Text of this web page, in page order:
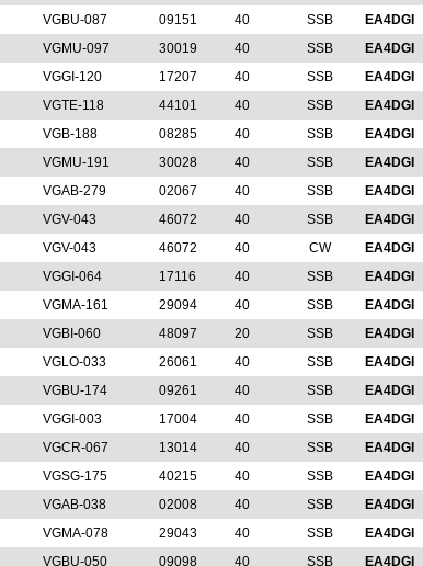
VGBU-087 09151 40 SSB EA4DGI
VGMU-097 30019 40 SSB EA4DGI
VGGI-120 17207 40 SSB EA4DGI
VGTE-118 44101 40 SSB EA4DGI
VGB-188 08285 40 SSB EA4DGI
VGMU-191 30028 40 SSB EA4DGI
VGAB-279 02067 40 SSB EA4DGI
VGV-043 46072 40 SSB EA4DGI
VGV-043 46072 40 CW EA4DGI
VGGI-064 17116 40 SSB EA4DGI
VGMA-161 29094 40 SSB EA4DGI
VGBI-060 48097 20 SSB EA4DGI
VGLO-033 26061 40 SSB EA4DGI
VGBU-174 09261 40 SSB EA4DGI
VGGI-003 17004 40 SSB EA4DGI
VGCR-067 13014 40 SSB EA4DGI
VGSG-175 40215 40 SSB EA4DGI
VGAB-038 02008 40 SSB EA4DGI
VGMA-078 29043 40 SSB EA4DGI
VGBU-050 09098 40 SSB EA4DGI